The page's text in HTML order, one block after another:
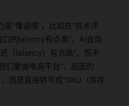
“懂语境”。比如在“技术评
口的latency有点高”，AI会自
（latency）有点高”，而不
们要做电商平台”，后面的
而是直接转写成“SKU（库存